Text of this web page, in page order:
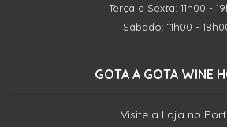
Terça a Sexta: 11h00 -
Sábado: 11h00 -
GOTA A GOTA WINE
Visite a Loja no